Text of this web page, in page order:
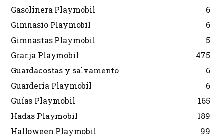
Gasolinera Playmobil
6
Gimnasio Playmobil
6
Gimnastas Playmobil
5
Granja Playmobil
475
Guardacostas y salvamento
6
Guardería Playmobil
6
Guías Playmobil
165
Hadas Playmobil
189
Halloween Playmobil
99